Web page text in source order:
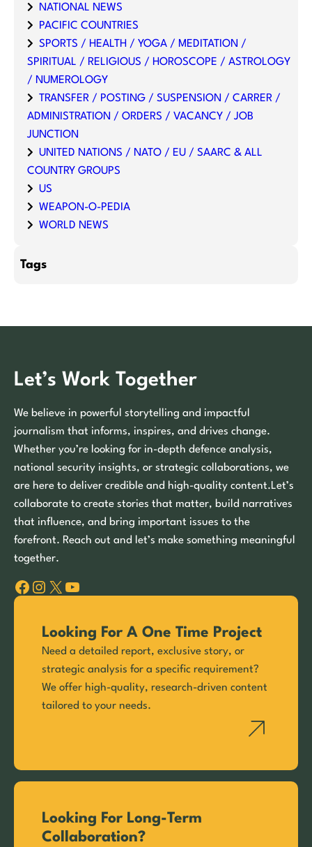
NATIONAL NEWS
PACIFIC COUNTRIES
SPORTS / HEALTH / YOGA / MEDITATION /
SPIRITUAL / RELIGIOUS / HOROSCOPE / ASTROLOGY
/ NUMEROLOGY
TRANSFER / POSTING / SUSPENSION / CARRER /
ADMINISTRATION / ORDERS / VACANCY / JOB
JUNCTION
UNITED NATIONS / NATO / EU / SAARC & ALL
COUNTRY GROUPS
US
WEAPON-O-PEDIA
WORLD NEWS
Tags
Let’s Work Together
We believe in powerful storytelling and impactful
journalism that informs, inspires, and drives change.
Whether you’re looking for in-depth defence analysis,
national security insights, or strategic collaborations, we
are here to deliver credible and high-quality content.Let’s
collaborate to create stories that matter, build narratives
that influence, and bring important issues to the
forefront. Reach out and let’s make something meaningful
together.
Facebook Instagram X YouTube
Looking For A One Time Project
Need a detailed report, exclusive story, or
strategic analysis for a specific requirement?
We offer high-quality, research-driven content
tailored to your needs.
Looking For Long-Term
Collaboration?